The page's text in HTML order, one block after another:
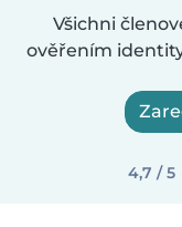
Všichni
ověřením
4,7 / 5